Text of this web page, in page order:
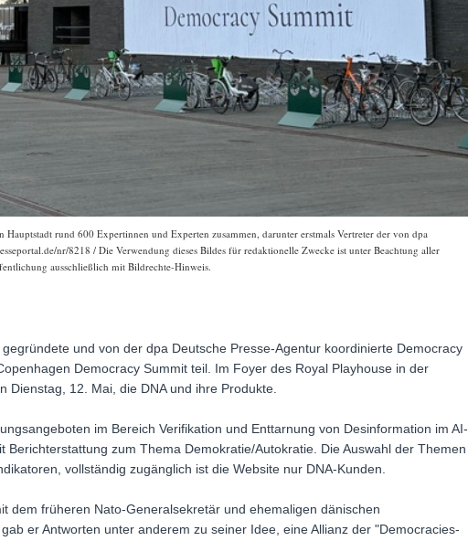
rund 600 Expertinnen und Experten zusammen, darunter erstmals Vertreter der von dpa
nr/8218 / Die Verwendung dieses Bildes für redaktionelle Zwecke ist unter Beachtung aller
ausschließlich mit Bildrechte-Hinweis.
und von der dpa Deutsche Presse-Agentur koordinierte Democracy
Democracy Summit teil. Im Foyer des Royal Playhouse in der
Dienstag, 12. Mai, die DNA und ihre Produkte.
im Bereich Verifikation und Enttarnung von Desinformation im AI-
zum Thema Demokratie/Autokratie. Die Auswahl der Themen
vollständig zugänglich ist die Website nur DNA-Kunden.
dem früheren Nato-Generalsekretär und ehemaligen dänischen
er Antworten unter anderem zu seiner Idee, eine Allianz der "Democracies-